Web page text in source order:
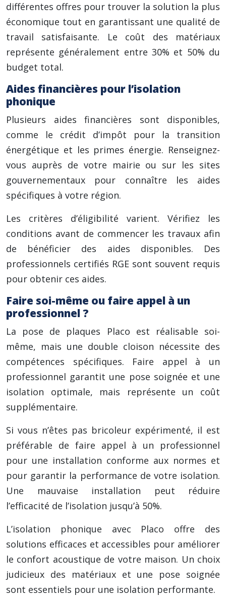
différentes offres pour trouver la solution la plus
économique tout en garantissant une qualité de
travail satisfaisante. Le coût des matériaux
représente généralement entre 30% et 50% du
budget total.
Aides financières pour l’isolation
phonique
Plusieurs aides financières sont disponibles,
comme le crédit d’impôt pour la transition
énergétique et les primes énergie. Renseignez-
vous auprès de votre mairie ou sur les sites
gouvernementaux pour connaître les aides
spécifiques à votre région.
Les critères d’éligibilité varient. Vérifiez les
conditions avant de commencer les travaux afin
de bénéficier des aides disponibles. Des
professionnels certifiés RGE sont souvent requis
pour obtenir ces aides.
Faire soi-même ou faire appel à un
professionnel ?
La pose de plaques Placo est réalisable soi-
même, mais une double cloison nécessite des
compétences spécifiques. Faire appel à un
professionnel garantit une pose soignée et une
isolation optimale, mais représente un coût
supplémentaire.
Si vous n’êtes pas bricoleur expérimenté, il est
préférable de faire appel à un professionnel
pour une installation conforme aux normes et
pour garantir la performance de votre isolation.
Une mauvaise installation peut réduire
l’efficacité de l’isolation jusqu’à 50%.
L’isolation phonique avec Placo offre des
solutions efficaces et accessibles pour améliorer
le confort acoustique de votre maison. Un choix
judicieux des matériaux et une pose soignée
sont essentiels pour une isolation performante.